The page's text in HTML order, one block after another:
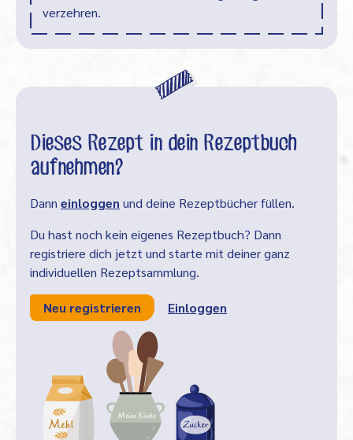
verzehren.
Dieses Rezept in dein Rezeptbuch
aufnehmen?
Dann einloggen und deine Rezeptbücher füllen.
Du hast noch kein eigenes Rezeptbuch? Dann
registriere dich jetzt und starte mit deiner ganz
individuellen Rezeptsammlung.
Neu registrieren Einloggen